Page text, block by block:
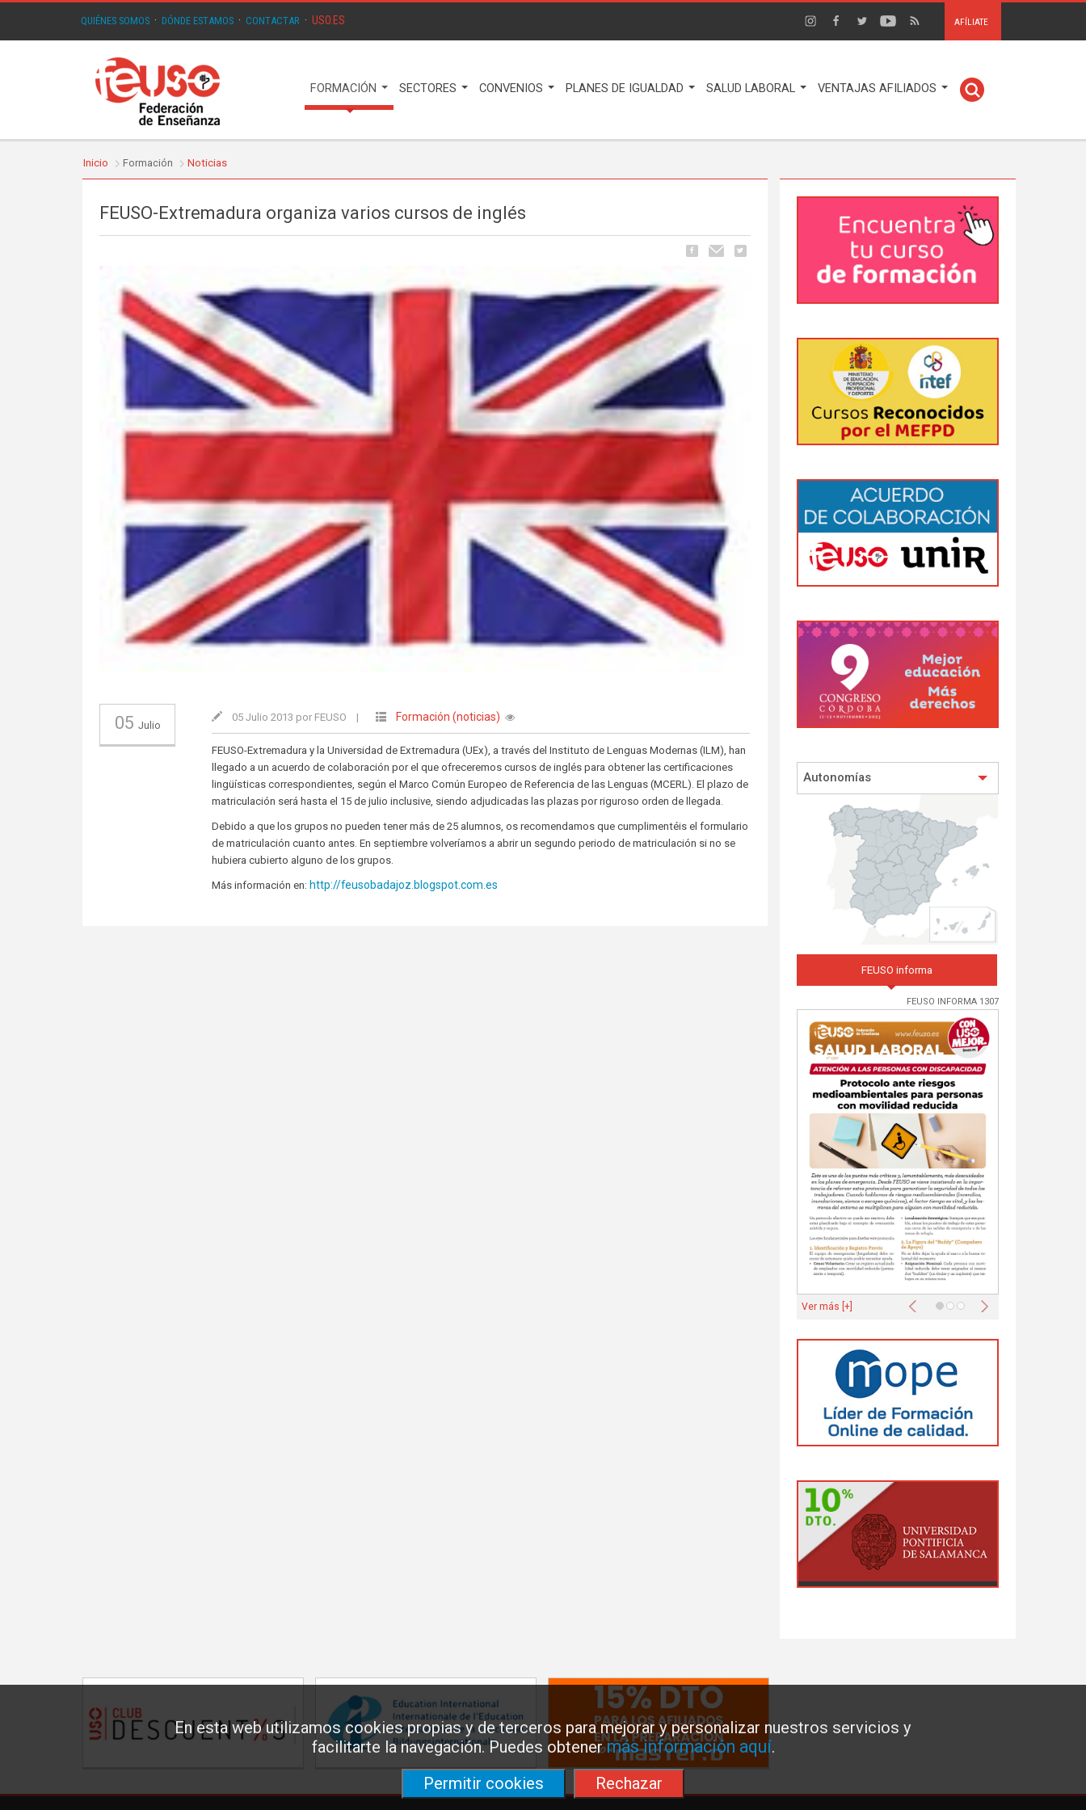
En esta web utilizamos cookies propias y de terceros para mejorar y personalizar nuestros servicios y
facilitarte la navegación. Puedes obtenermás información aquí.
Permitir cookies
Rechazar
QUIÉNES SOMOS · DÓNDE ESTAMOS · CONTACTAR · USO.ES AFÍLIATE
FORMACIÓN SECTORES CONVENIOS PLANES DE IGUALDAD SALUD LABORAL VENTAJAS AFILIADOS
Inicio Formación Noticias
FEUSO-Extremadura organiza varios cursos de inglés
05 Julio
05 Julio 2013 por FEUSO | Formación (noticias)
FEUSO-Extremadura y la Universidad de Extremadura (UEx), a través del Instituto de Lenguas Modernas (ILM), han
llegado a un acuerdo de colaboración por el que ofreceremos cursos de inglés para obtener las certificaciones
lingüísticas correspondientes, según el Marco Común Europeo de Referencia de las Lenguas (MCERL). El plazo de
matriculación será hasta el 15 de julio inclusive, siendo adjudicadas las plazas por riguroso orden de llegada.
Debido a que los grupos no pueden tener más de 25 alumnos, os recomendamos que cumplimentéis el formulario
de matriculación cuanto antes. En septiembre volveríamos a abrir un segundo periodo de matriculación si no se
hubiera cubierto alguno de los grupos.
Más información en: http://feusobadajoz.blogspot.com.es
Autonomías
FEUSO informa
FEUSO INFORMA 1307
Anterior Siguiente
Ver más [+]